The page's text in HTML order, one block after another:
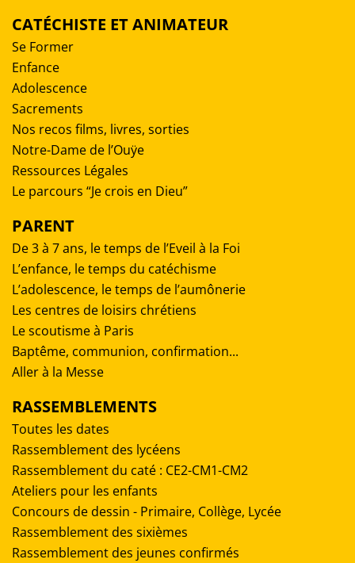
CATÉCHISTE ET ANIMATEUR
Se Former
Enfance
Adolescence
Sacrements
Nos recos films, livres, sorties
Notre-Dame de l’Ouÿe
Ressources Légales
Le parcours “Je crois en Dieu”
PARENT
De 3 à 7 ans, le temps de l’Eveil à la Foi
L’enfance, le temps du catéchisme
L’adolescence, le temps de l’aumônerie
Les centres de loisirs chrétiens
Le scoutisme à Paris
Baptême, communion, confirmation...
Aller à la Messe
RASSEMBLEMENTS
Toutes les dates
Rassemblement des lycéens
Rassemblement du caté : CE2-CM1-CM2
Ateliers pour les enfants
Concours de dessin - Primaire, Collège, Lycée
Rassemblement des sixièmes
Rassemblement des jeunes confirmés